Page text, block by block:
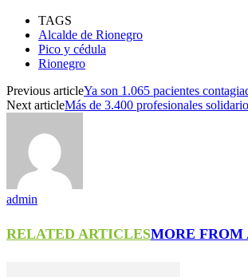
TAGS
Alcalde de Rionegro
Pico y cédula
Rionegro
Previous articleYa son 1.065 pacientes
Next articleMás de 3.400 profesionales
admin
RELATED ARTICLESMORE FROM